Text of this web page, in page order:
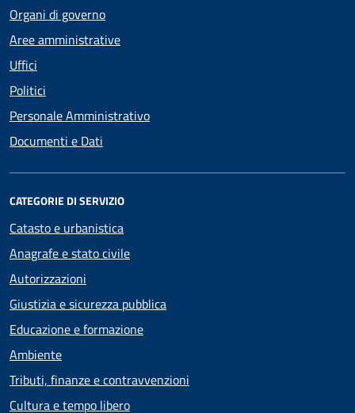
Organi di governo
Aree amministrative
Uffici
Politici
Personale Amministrativo
Documenti e Dati
CATEGORIE DI SERVIZIO
Catasto e urbanistica
Anagrafe e stato civile
Autorizzazioni
Giustizia e sicurezza pubblica
Educazione e formazione
Ambiente
Tributi, finanze e contravvenzioni
Cultura e tempo libero